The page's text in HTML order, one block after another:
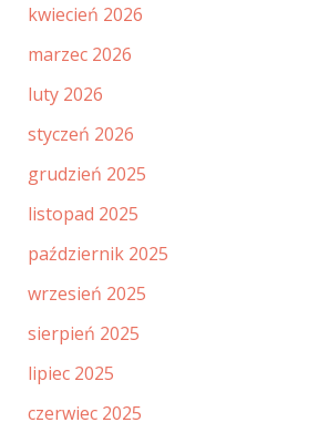
kwiecień 2026
marzec 2026
luty 2026
styczeń 2026
grudzień 2025
listopad 2025
październik 2025
wrzesień 2025
sierpień 2025
lipiec 2025
czerwiec 2025